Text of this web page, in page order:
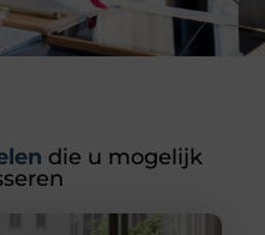
die u mogelijk